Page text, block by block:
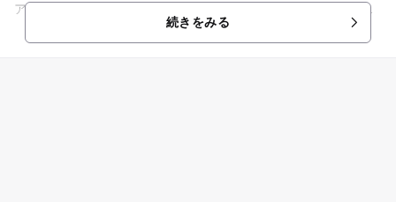
ア・アプローチ」の専門家「まちの研究所株式会社」と協働
し、創造的思考を育む日本最大級...
続きをみる